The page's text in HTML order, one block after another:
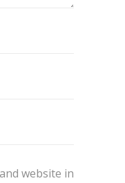
website in